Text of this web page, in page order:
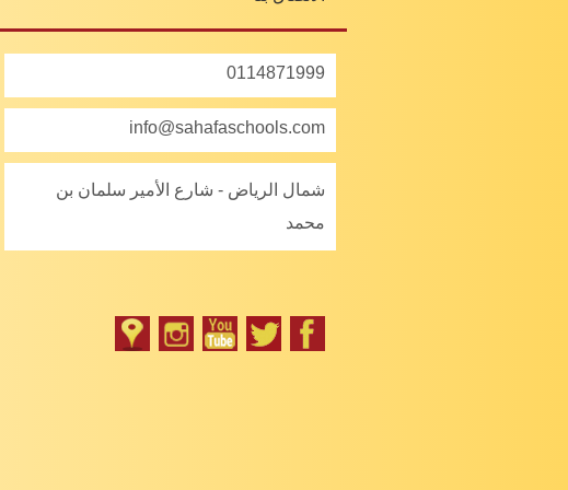
0114871999
info@sahafaschools.com
شمال الرياض - شارع الأمير سلمان بن
محمد